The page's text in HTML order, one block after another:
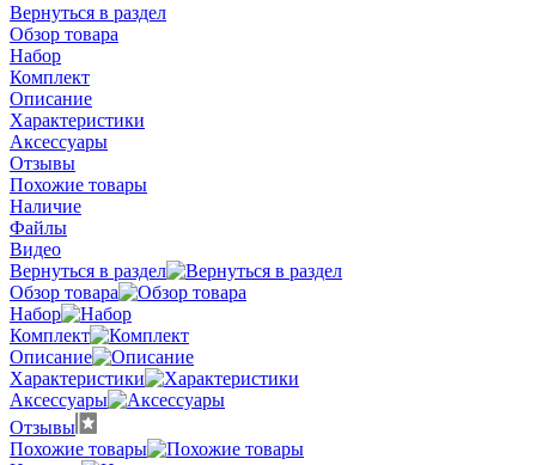
Вернуться в раздел
Обзор товара
Набор
Комплект
Описание
Характеристики
Аксессуары
Отзывы
Похожие товары
Наличие
Файлы
Видео
Вернуться в раздел
Обзор товара
Набор
Комплект
Описание
Характеристики
Аксессуары
Отзывы
Похожие товары